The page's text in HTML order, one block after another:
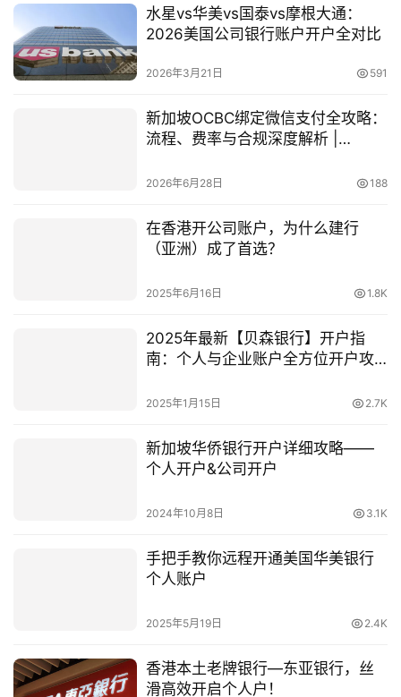
水星vs华美vs国泰vs摩根大通：
2026美国公司银行账户开户全对比
2026年3月21日 591
新加坡OCBC绑定微信支付全攻略：
流程、费率与合规深度解析 |
2026年6月28日 188
在香港开公司账户，为什么建行
（亚洲）成了首选？
2025年6月16日 1.8K
2025年最新【贝森银行】开户指
南：个人与企业账户全方位开户攻
2025年1月15日 2.7K
新加坡华侨银行开户详细攻略——
个人开户&公司开户
2024年10月8日 3.1K
手把手教你远程开通美国华美银行
个人账户
2025年5月19日 2.4K
香港本土老牌银行―东亚银行，丝
滑高效开启个人户！